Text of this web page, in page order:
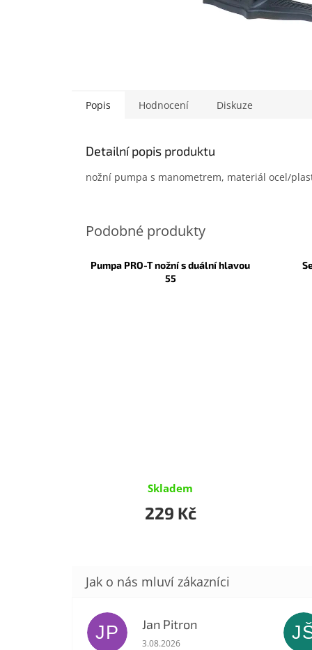
Popis Hodnocení Diskuze
Detailní popis produktu
nožní pumpa s manometrem, materiál ocel/
Pumpa PRO-T nožní s duální hlavou
55
Skladem
229 Kč
JP Jan Pitron
Hodnocení obchodu je 5 z 5
3.08.2026